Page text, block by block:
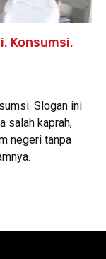
Konsumsi,
Slogan ini
salah kaprah,
negeri tanpa